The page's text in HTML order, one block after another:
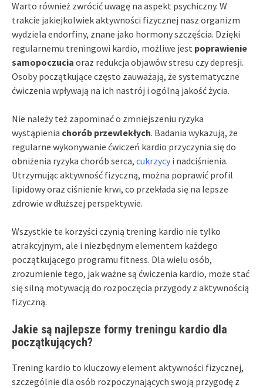
Warto również zwrócić uwagę na aspekt psychiczny. W
trakcie jakiejkolwiek aktywności fizycznej nasz organizm
wydziela endorfiny, znane jako hormony szczęścia. Dzięki
regularnemu treningowi kardio, możliwe jest poprawienie
samopoczucia oraz redukcja objawów stresu czy depresji.
Osoby początkujące często zauważają, że systematyczne
ćwiczenia wpływają na ich nastrój i ogólną jakość życia.
Nie należy też zapominać o zmniejszeniu ryzyka
wystąpienia chorób przewlekłych. Badania wykazują, że
regularne wykonywanie ćwiczeń kardio przyczynia się do
obniżenia ryzyka chorób serca, cukrzycy i nadciśnienia.
Utrzymując aktywność fizyczną, można poprawić profil
lipidowy oraz ciśnienie krwi, co przekłada się na lepsze
zdrowie w dłuższej perspektywie.
Wszystkie te korzyści czynią trening kardio nie tylko
atrakcyjnym, ale i niezbędnym elementem każdego
początkującego programu fitness. Dla wielu osób,
zrozumienie tego, jak ważne są ćwiczenia kardio, może stać
się silną motywacją do rozpoczęcia przygody z aktywnością
fizyczną.
Jakie są najlepsze formy treningu kardio dla
początkujących?
Trening kardio to kluczowy element aktywności fizycznej,
szczególnie dla osób rozpoczynających swoją przygodę z